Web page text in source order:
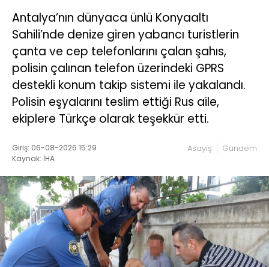
Antalya’nın dünyaca ünlü Konyaaltı
Sahili’nde denize giren yabancı turistlerin
çanta ve cep telefonlarını çalan şahıs,
polisin çalınan telefon üzerindeki GPRS
destekli konum takip sistemi ile yakalandı.
Polisin eşyalarını teslim ettiği Rus aile,
ekiplere Türkçe olarak teşekkür etti.
Giriş: 06-08-2026 15:29
Kaynak: İHA
Asayiş Gündem